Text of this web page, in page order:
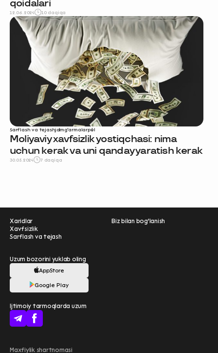
qoidalari
12.06.2024 10 daqiqa
Sarflash va tejashjamg‘armalarpul
Moliyaviy xavfsizlik yostiqchasi: nima
uchun kerak va uni qanday yaratish kerak
30.05.2024 7 daqiqa
Xaridlar
Xavfsizlik
Sarflash va tejash
Biz bilan bog'lanish
Uzum bozorini yuklab oling
AppStore
Google Play
Maxfiylik shartnomasi
Ijtimoiy tarmoqlarda uzum
Uzum Bank bilan
Ravnaqimizga hissa
qo'shing — so‘rovnomada
qatnashing ❤️
boshlash